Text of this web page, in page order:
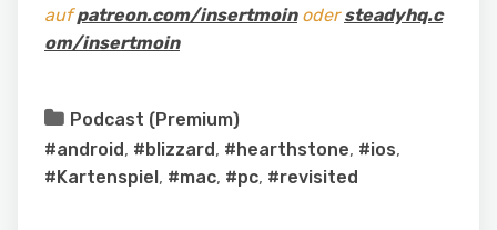
aufpatreon.com/insertmoinodersteadyhq.c
om/insertmoin
Podcast (Premium)
#android , #blizzard , #hearthstone, #ios,
#Kartenspiel , #mac, #pc, #revisited